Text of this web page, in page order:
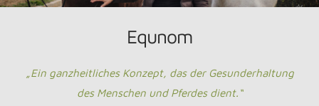
Equnom
„Ein ganzheitliches Konzept, das der Gesunderhaltung
des Menschen und Pferdes dient.“